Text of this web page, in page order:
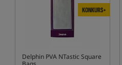
KONKURS+
Delphin PVA NTastic Square